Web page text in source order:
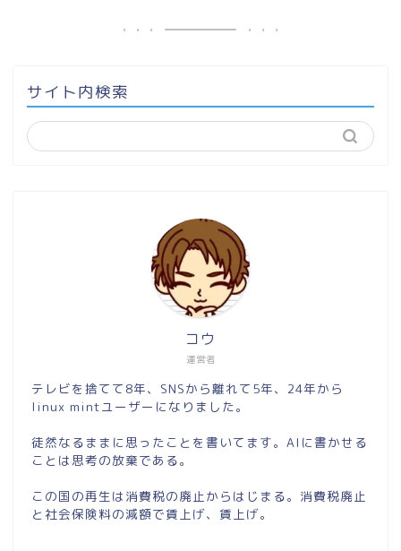
サイト内検索
運営者
コウ
テレビを捨てて8年、SNSから離れて5年、24年から
linux mintユーザーになりました。
徒然なるままに思ったことを書いてます。AIに書かせる
ことは思考の放棄である。
この国の再生は消費税の廃止からはじまる。消費税廃止
と社会保険料の減額で賃上げ、賃上げ。